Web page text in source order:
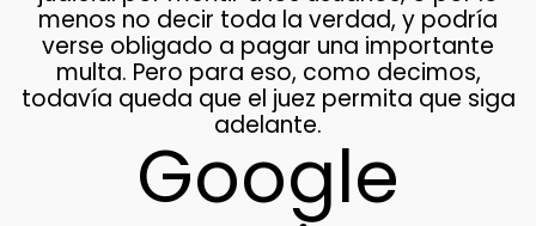
menos no decir toda la verdad, y podría
verse obligado a pagar una importante
multa. Pero para eso, como decimos,
todavía queda que el juez permita que siga
adelante.
Google